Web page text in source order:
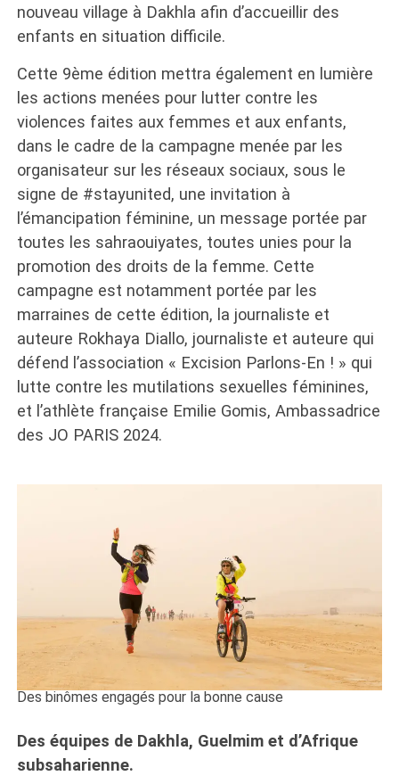
nouveau village à Dakhla afin d’accueillir des
enfants en situation difficile.
Cette 9ème édition mettra également en lumière
les actions menées pour lutter contre les
violences faites aux femmes et aux enfants,
dans le cadre de la campagne menée par les
organisateur sur les réseaux sociaux, sous le
signe de #stayunited, une invitation à
l’émancipation féminine, un message portée par
toutes les sahraouiyates, toutes unies pour la
promotion des droits de la femme. Cette
campagne est notamment portée par les
marraines de cette édition, la journaliste et
auteure Rokhaya Diallo, journaliste et auteure qui
défend l’association « Excision Parlons-En ! » qui
lutte contre les mutilations sexuelles féminines,
et l’athlète française Emilie Gomis, Ambassadrice
des JO PARIS 2024.
Des binômes engagés pour la bonne cause
Des équipes de Dakhla, Guelmim et d’Afrique
subsaharienne.